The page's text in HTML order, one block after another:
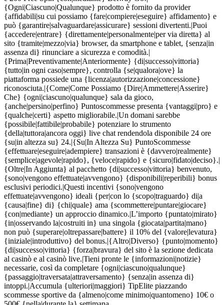
{Ogni|Ciascuno|Qualunque} prodotto è fornito da provider
{affidabili|su cui possiamo {fare|compiere|eseguire} affidamento} e
può {garantire|salvaguardare|assicurare} sessioni divertenti.|Puoi
{accedere|entrare} {direttamente|personalmente|per via diretta} al
sito {tramite|mezzo|via} browser, da smartphone e tablet, {senza|in
assenza di} rinunciare a sicurezza e comodità.|
{Prima|Preventivamente|Anteriormente} {di|successo|vittoria}
{tutto|in ogni caso|sempre}, controlla {se|qualora|ove} la
piattaforma possiede una {licenza|autorizzazione|concessione}
riconosciuta.|{Come|Come Possiamo {Dire|Ammettere|Asserire}
Che} {ogni|ciascuno|qualunque} sala da gioco,
{anche|persino|perfino} Puntoscommesse presenta {vantaggi|pro} e
{qualche|certi} aspetto migliorabile.|Un domani sarebbe
{possibile|fattibile|probabile} potenziare lo strumento
{della|tuttora|ancora oggi} live chat rendendola disponibile 24 ore
{su|in altezza su} 24.|{Su|In Altezza Su} PuntoScommesse
{effettuare|eseguire|adempiere} transazioni è {davvero|realmente}
{semplice|agevole|rapido}, {veloce|rapido} e {sicuro|fidato|deciso}.|
{Oltre|In Aggiunta} al pacchetto {di|successo|vittoria} benvenuto,
{sono|vengono effettuate|avvengono} {disponibili|reperibili} bonus
esclusivi periodici.|Questi incentivi {sono|vengono
effettuate|avvengono} ideali {per|con lo {scopo|traguardo} di|a
{causa|fine} di} {chi|quale} ama {scommettere|puntare|giocare}
{con|mediante} un approccio dinamico.|L’importo {puntato|mirato}
{in|osservando la|costruiti in} una singola {giocata|partita|mano}
non può {superare|oltrepassare|battere} il 10% del {valore|levatura}
{iniziale|introduttivo} del bonus.|{Altro|Diverso} {punto|momento}
{di|successo|vittoria} {forza|bravura} del sito è la sezione dedicata
al casinò e al casinò live.|Tieni pronte le {informazioni|notizie}
necessarie, così da completare {ogni|ciascuno|qualunque}
{passaggio|traversata|attraversamento} {senza|in assenza di}
intoppi.|Accumula {ulteriori|maggiori} TipElite piazzando
scommesse sportive da {almeno|come minimo|quantomeno} 10€ o